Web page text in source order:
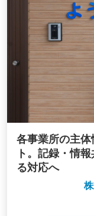
各事業所の主
ト。記録・情
る対応へ